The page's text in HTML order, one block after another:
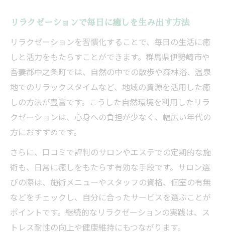
リラクゼーションで毎日に癒しを生み出す方法
リラクゼーションを習慣化することで、毎日の生活に癒
しと活力をもたらすことができます。群馬県伊勢崎市や
吾妻郡中之条町では、自然の中での散歩や森林浴、温泉
地でのリラックスタイムなど、地域の資源を活用した癒
しの方法が豊富です。こうした自然環境を利用したリラ
クゼーションは、心身への負担が少なく、幅広い年代の
方におすすめです。
さらに、口コミで評判のサロンやエステでの定期的な施
術も、日常に癒しをもたらす有効な手段です。サロン選
びの際は、施術メニューやスタッフの資格、個室の有無
などをチェックし、自分に合ったサービスを選ぶことが
ポイントです。継続的なリラクゼーションの実践は、ス
トレス耐性の向上や健康維持にもつながります。